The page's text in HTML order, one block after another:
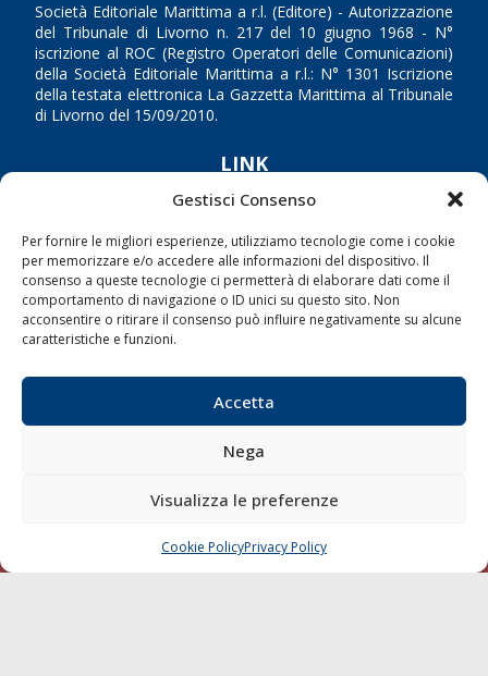
Gestisci Consenso
Per fornire le migliori esperienze, utilizziamo tecnologie come i cookie
per memorizzare e/o accedere alle informazioni del dispositivo. Il
consenso a queste tecnologie ci permetterà di elaborare dati come il
comportamento di navigazione o ID unici su questo sito. Non
acconsentire o ritirare il consenso può influire negativamente su alcune
caratteristiche e funzioni.
Accetta
Nega
Visualizza le preferenze
Cookie PolicyPrivacy Policy
Società Editoriale Marittima a r.l. (Editore) - Autorizzazione
del Tribunale di Livorno n. 217 del 10 giugno 1968 - N°
iscrizione al ROC (Registro Operatori delle Comunicazioni)
della Società Editoriale Marittima a r.l.: N° 1301 Iscrizione
della testata elettronica La Gazzetta Marittima al Tribunale
di Livorno del 15/09/2010.
LINK
Porti/Interporti
Trasporti
Varie
Compagnie di Navigazione
Blue economy
Diporto
Contatti
CHIAMA SCRIVI